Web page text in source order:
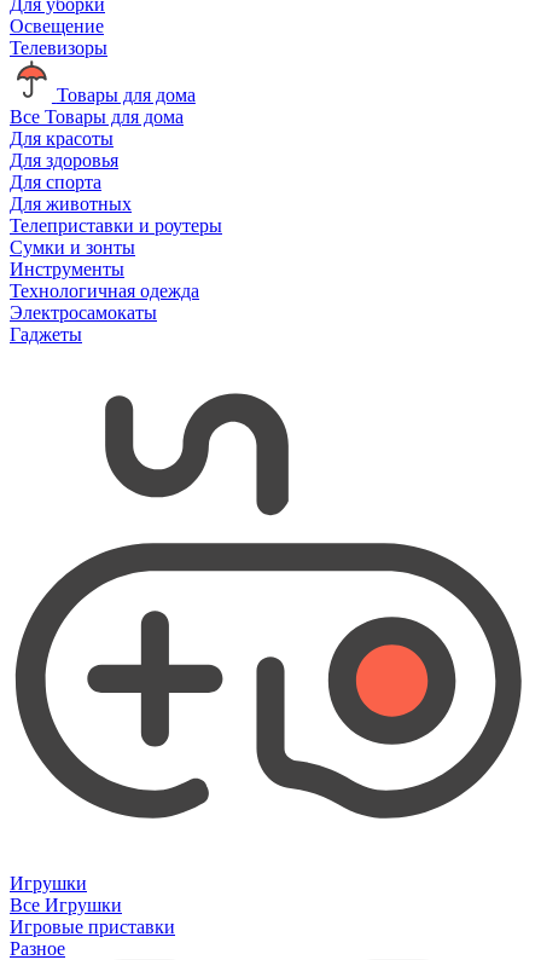
Освещение
Телевизоры
Товары для дома
Все Товары для дома
Для красоты
Для здоровья
Для спорта
Для животных
Телеприставки и роутеры
Сумки и зонты
Инструменты
Технологичная одежда
Электросамокаты
Гаджеты
Игрушки
Все Игрушки
Игровые приставки
Разное